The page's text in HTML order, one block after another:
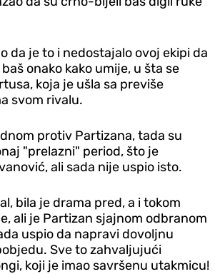
da je to i nedostajalo ovoj ekipi da
onako kako umije, u šta se
koja je ušla sa previše
svom rivalu.
protiv Partizana, tada su
"prelazni" period, što je
ali sada nije uspio isto.
bila je drama pred, a i tokom
ali je Partizan sjajnom odbranom
uspio da napravi dovoljnu
Sve to zahvaljujući
koji je imao savršenu utakmicu!